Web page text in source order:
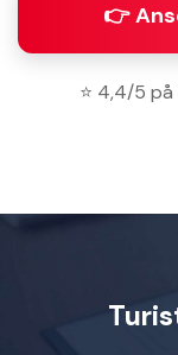
👉
⭐ 4,4/5